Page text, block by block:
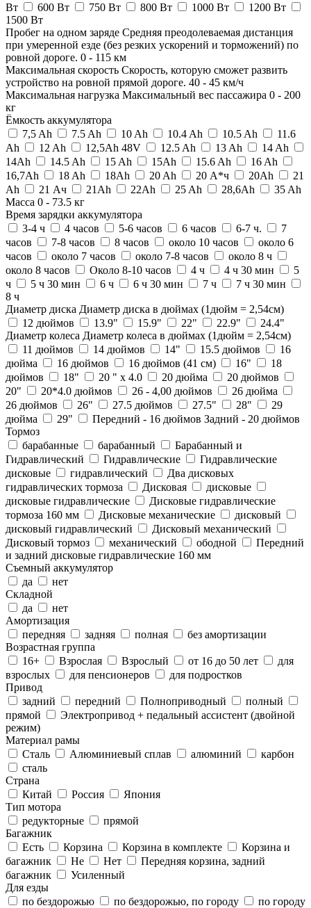
Вт
600 Вт 750 Вт 800 Вт 1000 Вт
1200 Вт
1500 Вт
Пробег на одном заряде Средняя преодолеваемая дистанция
при умеренной езде (без резких ускорений и торможений) по
ровной дороге. 0 - 115 км
Максимальная скорость Скорость, которую сможет развить
устройство на ровной прямой дороге. 40 - 45 км/ч
Максимальная нагрузка Максимальный вес пассажира 0 - 200
кг
Ёмкость аккумулятора
7,5 Ah
7.5 Ah 10 Ah 10.4 Ah 10.5 Ah
11.6
Ah
12 Ah 12,5Ah 48V 12.5 Ah 13 Ah
14 Ah
14Ah
14.5 Ah 15 Ah 15Ah 15.6 Ah
16 Ah
16,7Ah
18 Ah 18Ah 20 Ah 20 А*ч 20Ah
21
Ah
21 Ач 21Ah 22Ah 25 Ah 28,6Ah
35 Ah
Масса 0 - 73.5 кг
Время зарядки аккумулятора
3-4 ч
4 часов 5-6 часов 6 часов 6-7 ч.
7
часов
7-8 часов 8 часов около 10 часов
около 6
часов
около 7 часов около 7-8 часов
около 8 ч
около 8 часов
Около 8-10 часов 4 ч 4 ч 30 мин
5
ч
5 ч 30 мин 6 ч 6 ч 30 мин 7 ч
7 ч 30 мин
8 ч
Диаметр диска Диаметр диска в дюймах (1дюйм = 2,54см)
12 дюймов
13.9" 15.9" 22" 22.9"
24.4"
Диаметр колеса Диаметр колеса в дюймах (1дюйм = 2,54см)
11 дюймов
14 дюймов 14" 15.5 дюймов
16
дюйма
16 дюймов 16 дюймов (41 см) 16"
18
дюймов
18" 20 " x 4.0 20 дюйма
20 дюймов
20"
20*4.0 дюймов 26 - 4,00 дюймов
26 дюйма
26 дюймов
26" 27.5 дюймов 27.5" 28"
29
дюйма
29"
Передний - 16 дюймов Задний - 20 дюймов
Тормоз
барабанныe
барабанный
Барабанный и
Гидравлический
Гидравлические
Гидравлические
дисковые
гидравлический
Два дисковых
гидравлических тормоза
Дисковая
дисковые
дисковые гидравлические
Дисковые гидравлические
тормоза 160 мм
Дисковые механические
дисковый
дисковый гидравлический
Дисковый механический
Дисковый тормоз
механический ободной
Передний
и задний дисковые гидравлические 160 мм
Съемный аккумулятор
да
нет
Складной
да
нет
Амортизация
передняя
задняя полная
без амортизации
Возрастная группа
16+
Взрослая Взрослый от 16 до 50 лет
для
взрослых
для пенсионеров
для подростков
Привод
задний
передний Полноприводный
полный
прямой
Электропривод + педальный ассистент (двойной
режим)
Материал рамы
Cталь
Алюминиевый сплав алюминий
карбон
сталь
Страна
Китай
Россия
Япония
Тип мотора
редукторные
прямой
Багажник
Есть
Корзина Корзина в комплекте
Корзина и
багажник
Не Нет
Передняя корзина, задний
багажник
Усиленный
Для езды
по бездорожью
по бездорожью, по городу
по городу